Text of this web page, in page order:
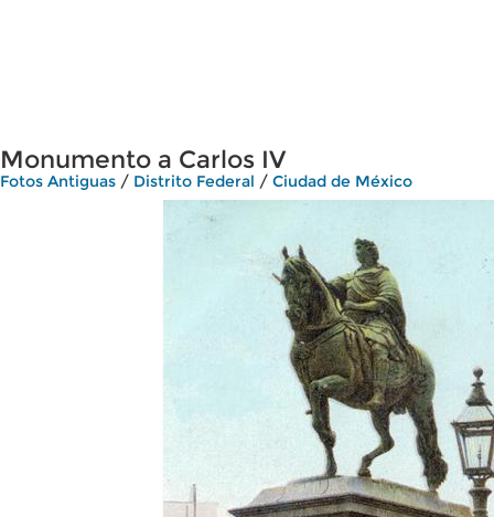
Monumento a Carlos IV
Fotos Antiguas / Distrito Federal / Ciudad de México